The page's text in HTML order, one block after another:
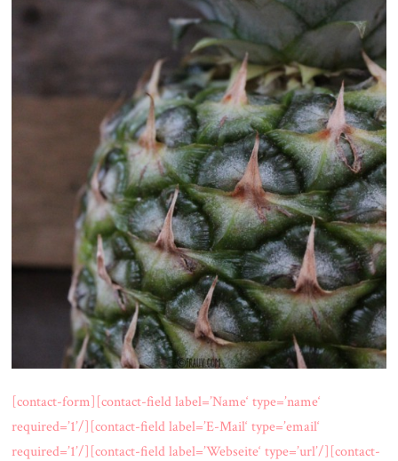
[contact-form][contact-field label=’Name‘ type=’name‘
required=’1’/][contact-field label=’E-Mail‘ type=’email‘
required=’1’/][contact-field label=’Webseite‘ type=’url’/][contact-